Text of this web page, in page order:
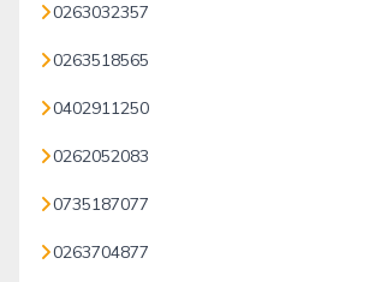
0263032357
0263518565
0402911250
0262052083
0735187077
0263704877